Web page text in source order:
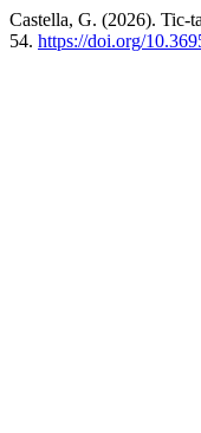
Castella, G. (2026). Tic-
54. https://doi.org/